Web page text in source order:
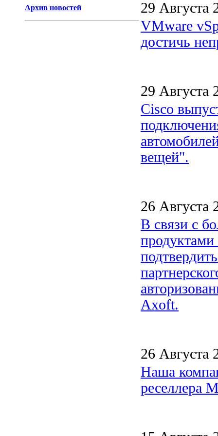
Архив новостей
29 Августа
VMware
достичь
29 Августа
Cisco
вещей".
26 Августа
В связи с
Axoft.
26 Августа
Наша
реселлера